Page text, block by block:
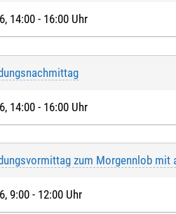
14:00 - 16:00 Uhr
14:00 - 16:00 Uhr
zum Morgennlob mit
9:00 - 12:00 Uhr